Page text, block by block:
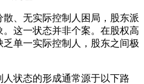
、无实际控制人困局，股东派
这一状态并非个案。在股权高
单一实际控制人，股东之间极
状态的形成通常源于以下路